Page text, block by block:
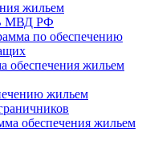
жильем
МВД РФ
по обеспечению
обеспечения жильем
жильем
обеспечения жильем